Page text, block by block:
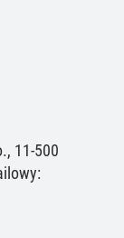
11-500